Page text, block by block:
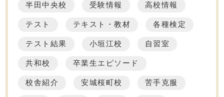
半田中央校 受験情報 高校情報
テスト テキスト・教材 各種検定
テスト結果 小垣江校 自習室
共和校 卒業生エピソード
校舎紹介 安城桜町校 苦手克服